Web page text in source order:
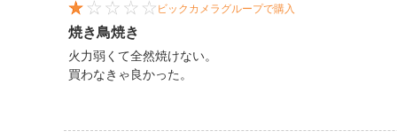
ビックカメラグループで購入
焼き鳥焼き
火力弱くて全然焼けない。
買わなきゃ良かった。